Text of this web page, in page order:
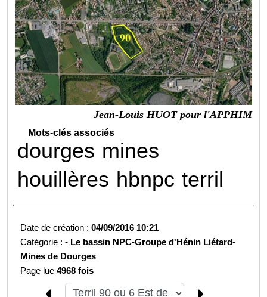
Jean-Louis HUOT pour l'APPHIM
Mots-clés associés
dourges mines
houillères hbnpc terril
Date de création :04/09/2016 10:21
Catégorie :- Le bassin NPC-Groupe d'Hénin Liétard-
Mines de Dourges
Page lue4968 fois